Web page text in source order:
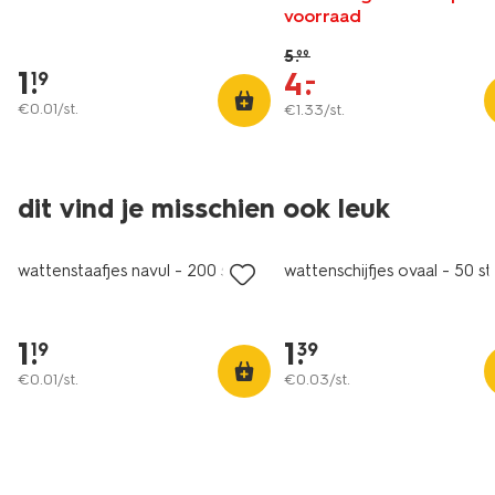
1.
19
€0.01/st.
voorraad
5.99
4.
–
€1.33/st.
dit vind je misschien ook leuk
wattenstaafjes navul - 200 stuks
1.
19
€0.01/st.
wattenschijfjes ovaal - 50
1.
39
€0.03/st.